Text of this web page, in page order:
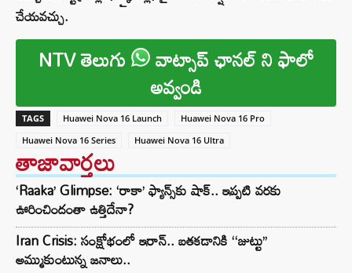
చేయవచ్చు.
NTV తెలుగు వాట్సాప్ ఛానల్ ని ఫాలో
అవ్వండి
TAGS Huawei Nova 16 Launch
Huawei Nova 16 Pro
Huawei Nova 16 Series
Huawei Nova 16 Ultra
తాజావార్తలు
‘Raaka’ Glimpse: ‘రాకా’ ఫ్యాన్స్‌కు షాక్.. ఇప్పటి వరకు
ఊరించిందంతా ఉత్తిదేనా?
Iran Crisis: సంక్షోభంలో ఇరాన్.. బతకడానికి ‘‘జుట్టు’’
అమ్ముకుంటున్న జనాలు..